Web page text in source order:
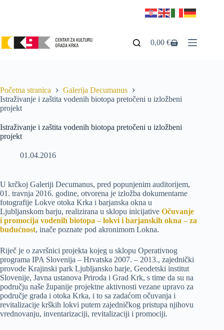
0,00€
Početna stranica
Galerija Decumanus
Istraživanje i zaštita vodenih biotopa pretočeni u izložbeni
projekt
Istraživanje i zaštita vodenih biotopa pretočeni u izložbeni
projekt
01.04.2016
U krčkoj Galeriji Decumanus, pred popunjenim auditorijem,
01. travnja 2016. godine, otvorena je izložba dokumentarne
fotografije Lokve otoka Krka i barjanska okna u
Ljubljanskom barju, realizirana u sklopu inicijative Očuvanje
i promocija vodenih biotopa – lokvi i barjanskih okna – za
budućnost, inače poznate pod akronimom Lokna.
Riječ je o završnici projekta kojeg u sklopu Operativnog
programa IPA Slovenija – Hrvatska 2007. – 2013., zajednički
provode Krajinski park Ljubljansko barje, Geodetski institut
Slovenije, Javna ustanova Priroda i Grad Krk, s time da su na
području naše županije projektne aktivnosti vezane upravo za
područje grada i otoka Krka, i to sa zadaćom očuvanja i
revitalizacije krških lokvi putem zajedničkog pristupa njihovu
vrednovanju, inventarizaciji, revitalizaciji i promociji.